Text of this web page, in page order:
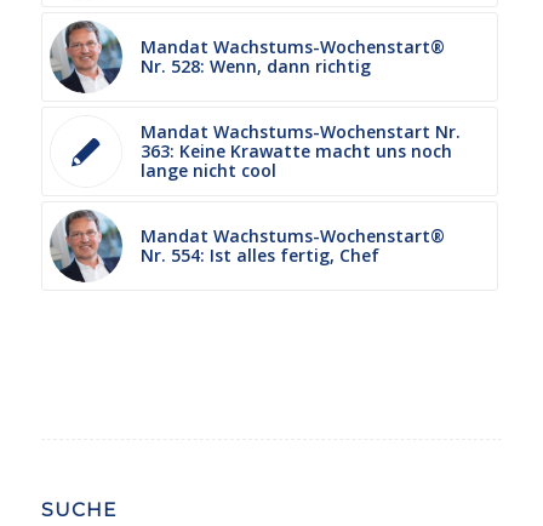
Mandat Wachstums-Wochenstart®
Nr. 528: Wenn, dann richtig
Mandat Wachstums-Wochenstart Nr.
363: Keine Krawatte macht uns noch
lange nicht cool
Mandat Wachstums-Wochenstart®
Nr. 554: Ist alles fertig, Chef
SUCHE